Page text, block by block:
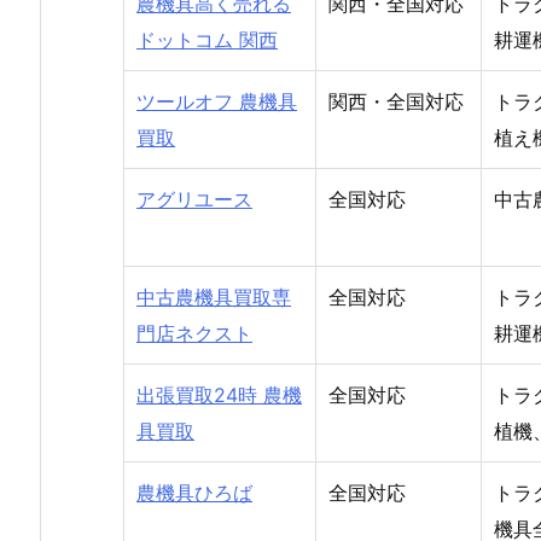
ドットコム 関西
耕運
ツールオフ 農機具
買取
関西・全国対応
ト
植え
アグリユース 全国対応 中古
中古農機具買取専
門店ネクスト
全国対応
ト
耕運
出張買取24時 農機
具買取
全国対応
ト
植機
農機具ひろば 全国対応
ト
機具